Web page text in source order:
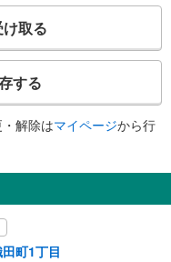
取る
する
解除はマイページから行
町1丁目